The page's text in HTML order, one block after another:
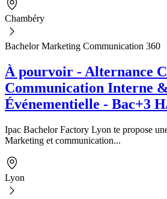
Chambéry
Bachelor Marketing Communication 360
À pourvoir - Alternance
Communication Interne
Événementielle - Bac+3
Ipac Bachelor Factory Lyon te propose
Marketing et communication...
Lyon